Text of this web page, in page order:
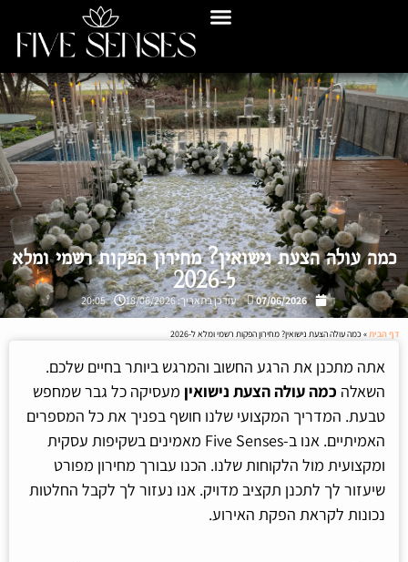
כמה עולה הצעת נישואין? מחירון הפקות רשמי ומלא
ל-2026
07/06/2026 עודכן בתאריך: 18/06/2026 20:05
דף הבית»כמה עולה הצעת נישואין? מחירון הפקות רשמי ומלא ל-2026
אתה מתכנן את הרגע החשוב והמרגש ביותר בחיים שלכם.
השאלה כמה עולה הצעת נישואין מעסיקה כל גבר שמחפש
טבעת. המדריך המקצועי שלנו חושף בפניך את כל המספרים
האמיתיים. אנו ב-Five Senses מאמינים בשקיפות עסקית
ומקצועית מול הלקוחות שלנו. הכנו עבורך מחירון מפורט
שיעזור לך לתכנן תקציב מדויק. אנו נעזור לך לקבל החלטות
נכונות לקראת הפקת האירוע.